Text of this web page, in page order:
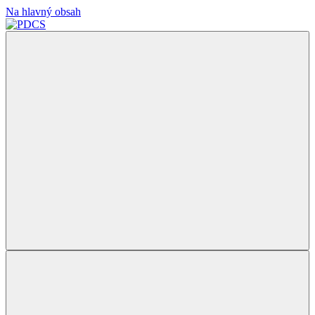
Na hlavný obsah